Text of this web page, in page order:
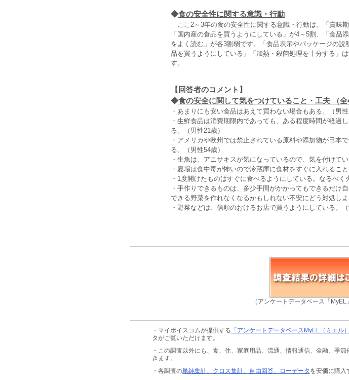
◆食の安全性に関する意識・行動
ここ2～3年の食の安全性に関する意識・行動は、「賞味
「国内産の食品を買うようにしている」が4～5割、「食品
をよく読む」が各3割弱です。「食品表示やパッケージの
品を買うようにしている」「加熱・殺菌処理を十分する」
す。
【回答者のコメント】
◆食の安全に関して気をつけていること・工夫 （全
・あまりにも安い食品はあえて買わない場合もある。（男性
・生鮮食品は消費期限内であっても、ある程度時間が経過
る。（男性21歳）
・アメリカや欧州では禁止されている原料や添加物が日本
る。（男性54歳）
・生魚は、アニサキスが気になっているので、気を付けてい
・夏場は食中毒が怖いので冷蔵庫に食材をすぐに入れること
・1度開けたものはすぐに食べるようにしている。なるべく
・手作りできるものは、多少手間がかかってもできるだけ
できる野菜を作れなくなるかもしれない不安にどう対処し
・野菜などは、信頼のおけるお店で買うようにしている。（
（アンケートデータベース「MyEL
・マイボイスコムが提供する 「アンケートデータベースMyEL（ミエル）
タがご覧いただけます。
・この調査以外にも、食、住、家庭用品、流通、情報通信、金融、季節
きます。
・各調査の単純集計、クロス集計、自由回答、ローデータ を安価に購入